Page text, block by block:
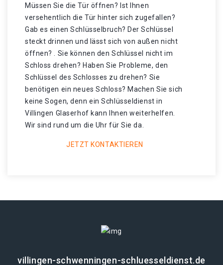
Müssen Sie die Tür öffnen? Ist Ihnen
versehentlich die Tür hinter sich zugefallen?
Gab es einen Schlüsselbruch? Der Schlüssel
steckt drinnen und lässt sich von außen nicht
öffnen? . Sie können den Schlüssel nicht im
Schloss drehen? Haben Sie Probleme, den
Schlüssel des Schlosses zu drehen? Sie
benötigen ein neues Schloss? Machen Sie sich
keine Sogen, denn ein Schlüsseldienst in
Villingen Glaserhof kann Ihnen weiterhelfen.
Wir sind rund um die Uhr für Sie da.
JETZT KONTAKTIEREN
villingen-schwenningen-schluesseldienst.de